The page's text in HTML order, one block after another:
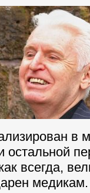
в
остальной
всегда,
медикам.